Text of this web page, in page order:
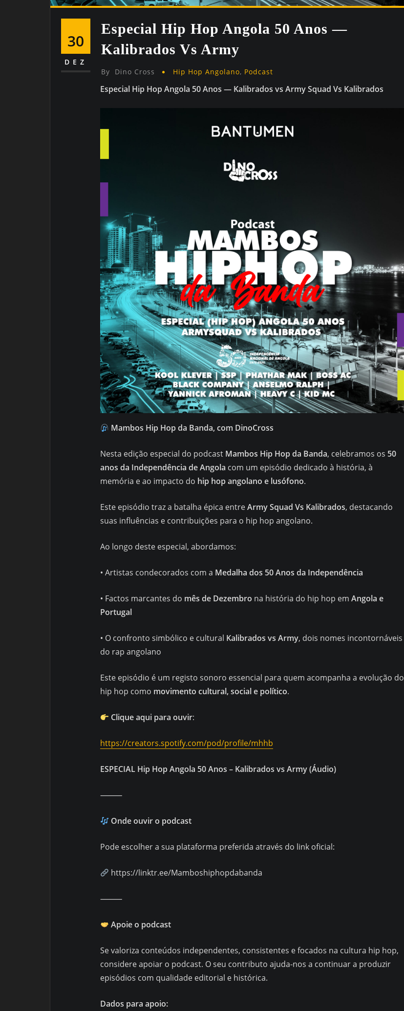
30
DEZ
Especial Hip Hop Angola 50 Anos —
Kalibrados Vs Army
By Dino Cross Hip Hop Angolano, Podcast
Especial Hip Hop Angola 50 Anos — Kalibrados vs Army Squad Vs Kalibrados
Mambos Hip Hop da Banda, com DinoCross
Nesta edição especial do podcast Mambos Hip Hop da Banda, celebramos os 50
anos da Independência de Angola com um episódio dedicado à história, à
memória e ao impacto do hip hop angolano e lusófono.
Este episódio traz a batalha épica entreArmy Squad Vs Kalibrados, destacando
suas influências e contribuições para o hip hop angolano.
Ao longo deste especial, abordamos:
• Artistas condecorados com a Medalha dos 50 Anos da Independência
• Factos marcantes do mês de Dezembro na história do hip hop em Angola e
Portugal
• O confronto simbólico e cultural Kalibrados vs Army, dois nomes incontornáveis
do rap angolano
Este episódio é um registo sonoro essencial para quem acompanha a evolução do
hip hop como movimento cultural, social e político.
Clique aqui para ouvir:
https://creators.spotify.com/pod/profile/mhhb
ESPECIAL Hip Hop Angola 50 Anos – Kalibrados vs Army (Áudio)
⸻
Onde ouvir o podcast
Pode escolher a sua plataforma preferida através do link oficial:
https://linktr.ee/Mamboshiphopdabanda
⸻
Apoie o podcast
Se valoriza conteúdos independentes, consistentes e focados na cultura hip hop,
considere apoiar o podcast. O seu contributo ajuda-nos a continuar a produzir
episódios com qualidade editorial e histórica.
Dados para apoio: